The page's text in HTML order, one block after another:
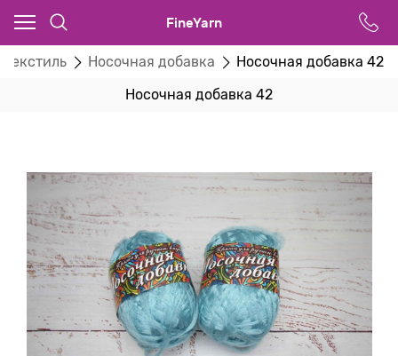
FineYarn
Носочная добавка Носочная добавка 42
Носочная добавка 42